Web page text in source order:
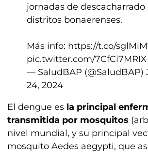
jornadas de descacharrado
distritos bonaerenses.
Más info: https://t.co/
pic.twitter.com/7CfCi7MRIX
— SaludBAP (@SaludBAP)
24, 2024
El dengue es la principal
transmitida por mosquitos
nivel mundial, y su principal
mosquito Aedes aegypti, que